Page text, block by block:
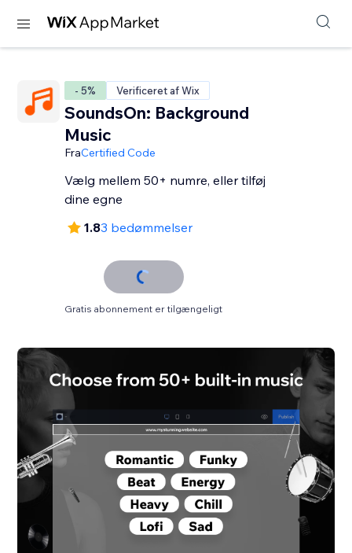
- 5% Verificeret af Wix
SoundsOn: Background
Music
FraCertified Code
Vælg mellem 50+ numre, eller tilføj
dine egne
1.83 bedømmelser
Gratis abonnement er tilgængeligt